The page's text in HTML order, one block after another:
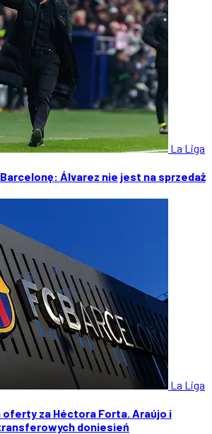
La Liga
Álvarez nie jest na sprzedaż
La Liga
oferty za Héctora Forta. Araújo i
doniesień